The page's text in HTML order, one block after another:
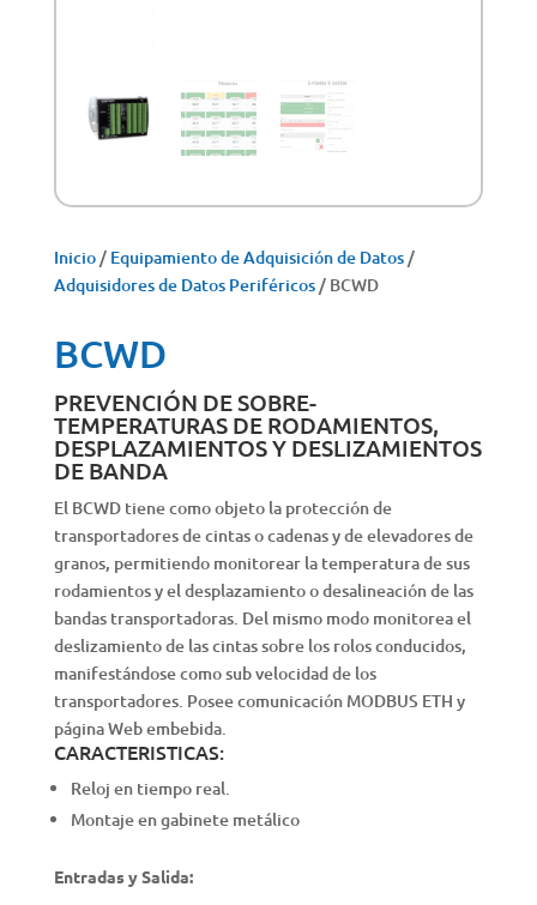
Inicio/ Equipamiento de Adquisición de Datos/
Adquisidores de Datos Periféricos/ BCWD
BCWD
PREVENCIÓN DE SOBRE-
TEMPERATURAS DE RODAMIENTOS,
DESPLAZAMIENTOS Y DESLIZAMIENTOS
DE BANDA
El BCWD tiene como objeto la protección de
transportadores de cintas o cadenas y de elevadores de
granos, permitiendo monitorear la temperatura de sus
rodamientos y el desplazamiento o desalineación de las
bandas transportadoras. Del mismo modo monitorea el
deslizamiento de las cintas sobre los rolos conducidos,
manifestándose como sub velocidad de los
transportadores. Posee comunicación MODBUS ETH y
página Web embebida.
CARACTERISTICAS:
Reloj en tiempo real.
Montaje en gabinete metálico
Entradas y Salida: